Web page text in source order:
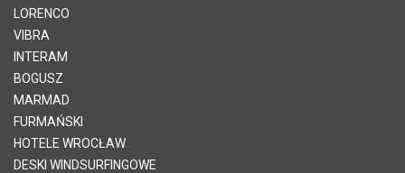
LORENCO
VIBRA
INTERAM
BOGUSZ
MARMAD
FURMAŃSKI
HOTELE WROCŁAW
DESKI WINDSURFINGOWE